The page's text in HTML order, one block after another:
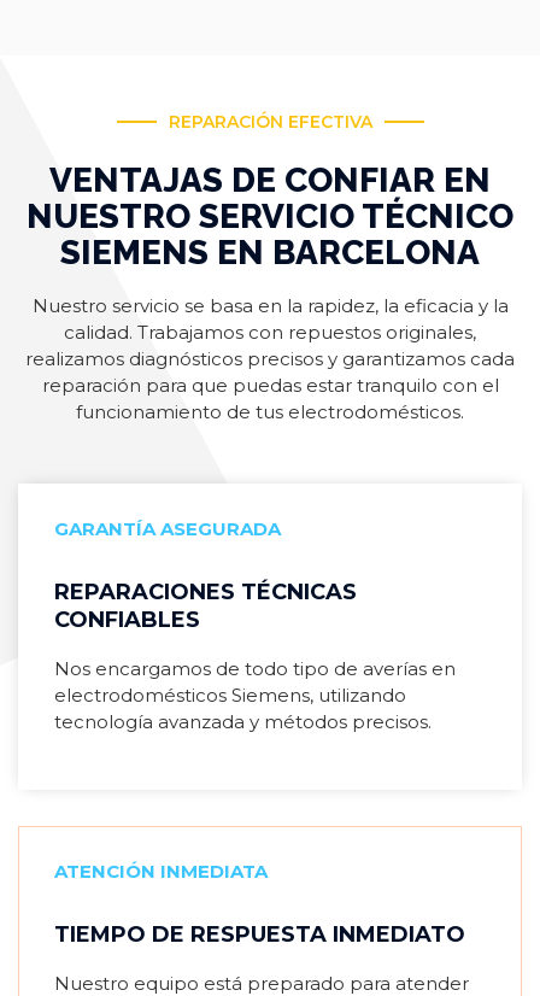
REPARACIÓN EFECTIVA
VENTAJAS DE CONFIAR EN
NUESTRO SERVICIO TÉCNICO
SIEMENS EN BARCELONA
Nuestro servicio se basa en la rapidez, la eficacia y la
calidad. Trabajamos con repuestos originales,
realizamos diagnósticos precisos y garantizamos cada
reparación para que puedas estar tranquilo con el
funcionamiento de tus electrodomésticos.
GARANTÍA ASEGURADA
REPARACIONES TÉCNICAS
CONFIABLES
Nos encargamos de todo tipo de averías en
electrodomésticos Siemens, utilizando
tecnología avanzada y métodos precisos.
ATENCIÓN INMEDIATA
TIEMPO DE RESPUESTA INMEDIATO
Nuestro equipo está preparado para atender